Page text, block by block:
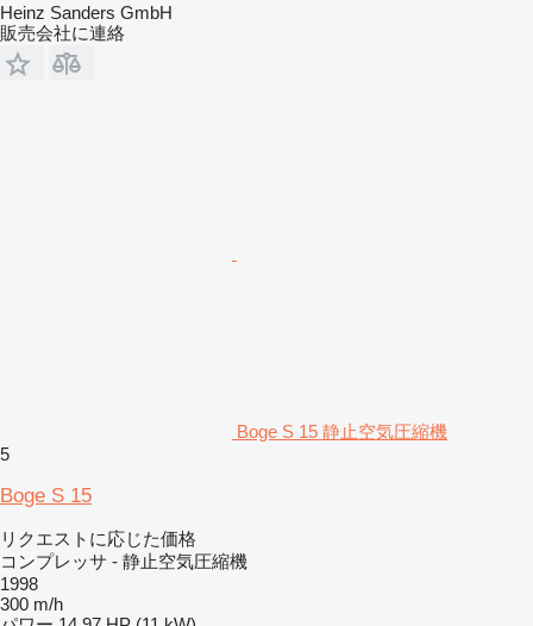
Heinz Sanders GmbH
販売会社に連絡
Boge S 15 静止空気圧縮機
5
Boge S 15
リクエストに応じた価格
コンプレッサ - 静止空気圧縮機
1998
300 m/h